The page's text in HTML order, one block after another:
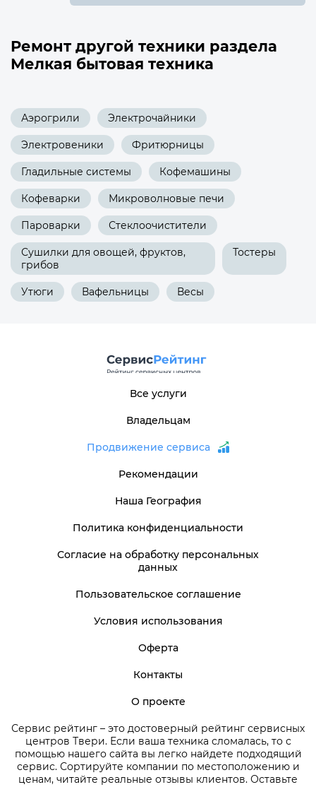
Ремонт другой техники раздела
Мелкая бытовая техника
Аэрогрили Электрочайники
Электровеники Фритюрницы
Гладильные системы Кофемашины
Кофеварки Микроволновые печи
Пароварки Стеклоочистители
Сушилки для овощей, фруктов,
грибов
Тостеры
Утюги Вафельницы Весы
Сервис рейтинг – это достоверный рейтинг сервисных
центров Твери. Если ваша техника сломалась, то с
помощью нашего сайта вы легко найдете подходящий
сервис. Сортируйте компании по местоположению и
ценам, читайте реальные отзывы клиентов. Оставьте
Все услуги
Владельцам
Продвижение сервиса
Рекомендации
Наша География
Политика конфиденциальности
Согласие на обработку персональных
данных
Пользовательское соглашение
Условия использования
Оферта
Контакты
О проекте